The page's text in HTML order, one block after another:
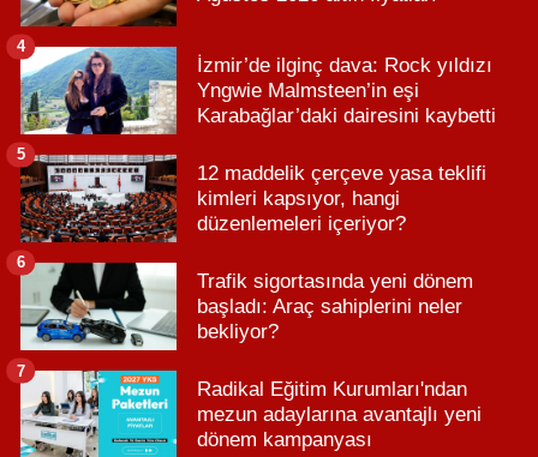
İzmir’de ilginç dava: Rock yıldızı
Yngwie Malmsteen’in eşi
Karabağlar’daki dairesini kaybetti
4
12 maddelik çerçeve yasa teklifi
kimleri kapsıyor, hangi
düzenlemeleri içeriyor?
5
Trafik sigortasında yeni dönem
başladı: Araç sahiplerini neler
bekliyor?
6
Radikal Eğitim Kurumları'ndan
mezun adaylarına avantajlı yeni
dönem kampanyası
7